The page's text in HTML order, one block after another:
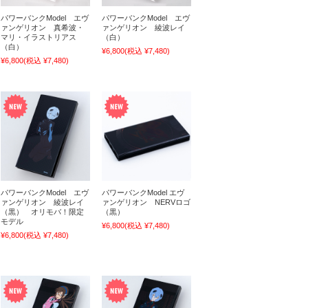
パワーバンクModel エヴ
ァンゲリオン 真希波・
マリ・イラストリアス
（白）
¥6,800(税込 ¥7,480)
パワーバンクModel エヴ
ァンゲリオン 綾波レイ
（白）
¥6,800(税込 ¥7,480)
パワーバンクModel エヴ
ァンゲリオン 綾波レイ
（黒） オリモバ！限定
モデル
¥6,800(税込 ¥7,480)
パワーバンクModel エヴ
ァンゲリオン NERVロゴ
（黒）
¥6,800(税込 ¥7,480)